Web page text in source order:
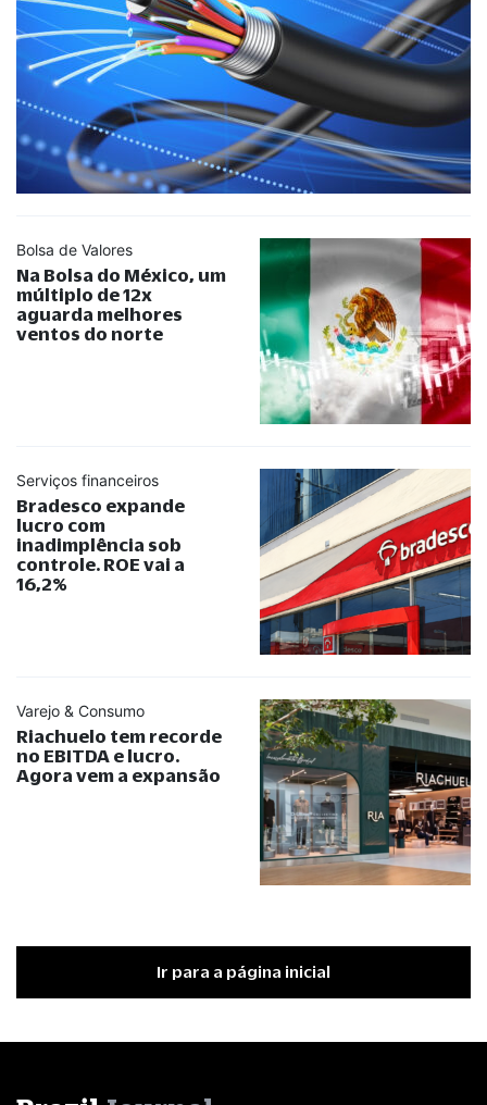
Bolsa de Valores
Na Bolsa do México, um
múltiplo de 12x
aguarda melhores
ventos do norte
Serviços financeiros
Bradesco expande
lucro com
inadimplência sob
controle. ROE vai a
16,2%
Varejo & Consumo
Riachuelo tem recorde
no EBITDA e lucro.
Agora vem a expansão
Ir para a página inicial